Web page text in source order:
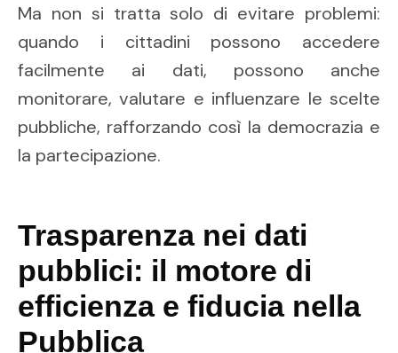
Ma non si tratta solo di evitare problemi:
quando i cittadini possono accedere
facilmente ai dati, possono anche
monitorare, valutare e influenzare le scelte
pubbliche, rafforzando così la democrazia e
la partecipazione.
Trasparenza nei dati
pubblici: il motore di
efficienza e fiducia nella
Pubblica